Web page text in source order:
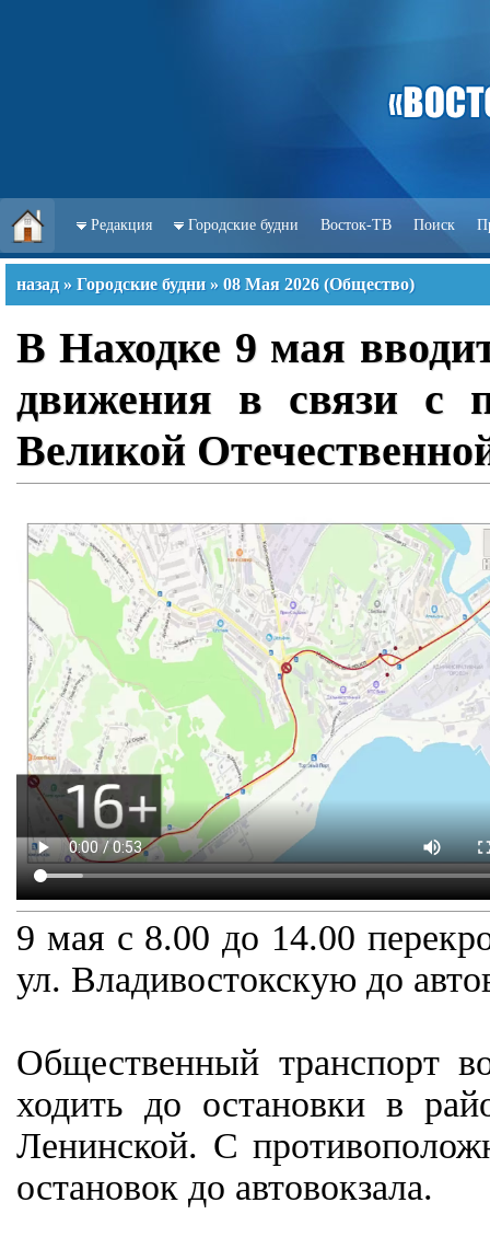
Редакция Городские будни Восток-ТВ Поиск
назад » Городские будни » 08 Мая 2026 (Общество)
В Находке 9 мая
движения в связи с
Великой
9 мая с 8.00 до 14.00
ул. Владивостокскую до
Общественный транспорт
ходить до остановки в
Ленинской. С
остановок до автовокзала.